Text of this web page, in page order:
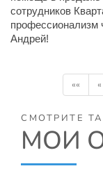
сотрудников
профессионализм
Андрей!
«« «
СМОТРИТЕ
МОИ